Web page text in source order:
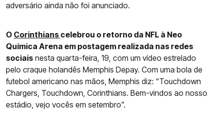
adversário ainda não foi anunciado.
O Corinthians celebrou o retorno da NFL à Neo
Química Arena em postagem realizada nas redes
sociais nesta quarta-feira, 19, com um vídeo estrelado
pelo craque holandês Memphis Depay. Com uma bola de
futebol americano nas mãos, Memphis diz: “Touchdown
Chargers, Touchdown, Corinthians. Bem-vindos ao nosso
estádio, vejo vocês em setembro”.